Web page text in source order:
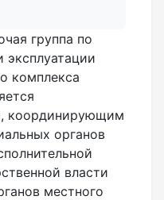
группа по
комплекса
координирующим
органов
власти
местного